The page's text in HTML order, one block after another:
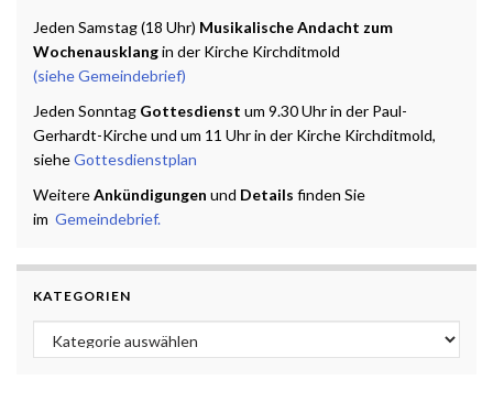
Jeden Samstag (18 Uhr) Musikalische Andacht zum
Wochenausklangin der Kirche Kirchditmold
(siehe Gemeindebrief)
Jeden Sonntag Gottesdienst um 9.30 Uhr in der Paul-
Gerhardt-Kirche und um 11 Uhr in der Kirche Kirchditmold,
sieheGottesdienstplan
WeitereAnkündigungen und Details finden Sie
im Gemeindebrief.
KATEGORIEN
Kategorien